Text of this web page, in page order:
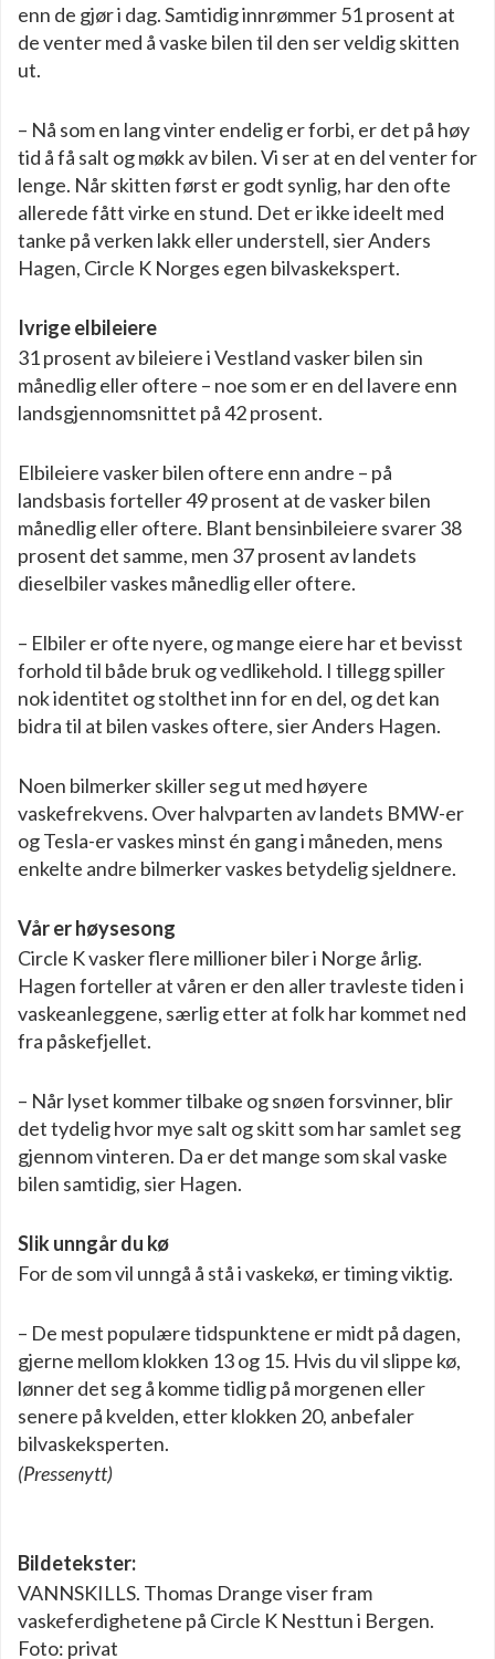
enn de gjør i dag. Samtidig innrømmer 51 prosent at
de venter med å vaske bilen til den ser veldig skitten
ut.
– Nå som en lang vinter endelig er forbi, er det på høy
tid å få salt og møkk av bilen. Vi ser at en del venter for
lenge. Når skitten først er godt synlig, har den ofte
allerede fått virke en stund. Det er ikke ideelt med
tanke på verken lakk eller understell, sier Anders
Hagen, Circle K Norges egen bilvaskekspert.
Ivrige elbileiere
31 prosent av bileiere i Vestland vasker bilen sin
månedlig eller oftere – noe som er en del lavere enn
landsgjennomsnittet på 42 prosent.
Elbileiere vasker bilen oftere enn andre – på
landsbasis forteller 49 prosent at de vasker bilen
månedlig eller oftere. Blant bensinbileiere svarer 38
prosent det samme, men 37 prosent av landets
dieselbiler vaskes månedlig eller oftere.
– Elbiler er ofte nyere, og mange eiere har et bevisst
forhold til både bruk og vedlikehold. I tillegg spiller
nok identitet og stolthet inn for en del, og det kan
bidra til at bilen vaskes oftere, sier Anders Hagen.
Noen bilmerker skiller seg ut med høyere
vaskefrekvens. Over halvparten av landets BMW-er
og Tesla-er vaskes minst én gang i måneden, mens
enkelte andre bilmerker vaskes betydelig sjeldnere.
Vår er høysesong
Circle K vasker flere millioner biler i Norge årlig.
Hagen forteller at våren er den aller travleste tiden i
vaskeanleggene, særlig etter at folk har kommet ned
fra påskefjellet.
– Når lyset kommer tilbake og snøen forsvinner, blir
det tydelig hvor mye salt og skitt som har samlet seg
gjennom vinteren. Da er det mange som skal vaske
bilen samtidig, sier Hagen.
Slik unngår du kø
For de som vil unngå å stå i vaskekø, er timing viktig.
– De mest populære tidspunktene er midt på dagen,
gjerne mellom klokken 13 og 15. Hvis du vil slippe kø,
lønner det seg å komme tidlig på morgenen eller
senere på kvelden, etter klokken 20, anbefaler
bilvaskeksperten.
(Pressenytt)
Bildetekster:
VANNSKILLS. Thomas Drange viser fram
vaskeferdighetene på Circle K Nesttun i Bergen.
Foto: privat